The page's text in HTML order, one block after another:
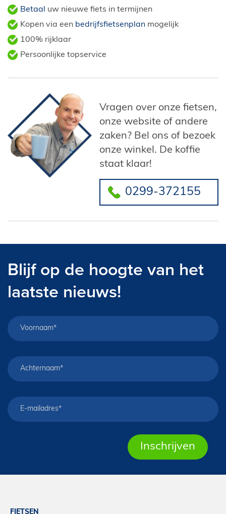
Betaal uw nieuwe fiets in termijnen
Kopen via een bedrijfsfietsenplan mogelijk
100% rijklaar
Persoonlijke topservice
Vragen over onze fietsen,
onze website of andere
zaken? Bel ons of bezoek
onze winkel. De koffie
staat klaar!
0299-372155
Blijf op de hoogte van het
laatste nieuws!
FIETSEN